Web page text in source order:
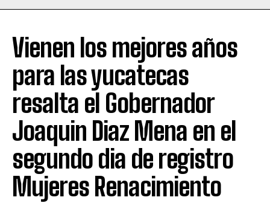
Vienen los mejores años
para las yucatecas
resalta el Gobernador
Joaquin Diaz Mena en el
segundo dia de registro
Mujeres Renacimiento